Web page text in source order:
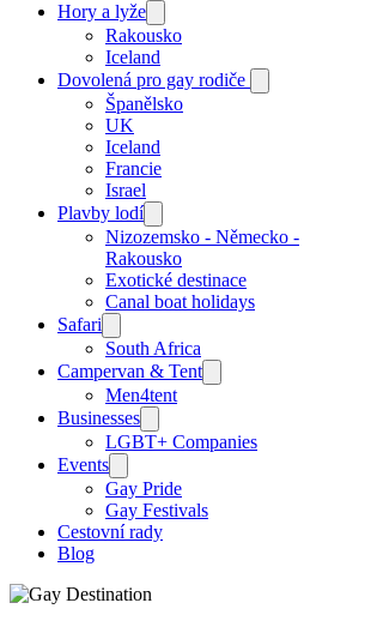
Hory a lyže
Rakousko
Iceland
Dovolená pro gay rodiče
Španělsko
UK
Iceland
Francie
Israel
Plavby lodí
Nizozemsko - Německo -
Rakousko
Exotické destinace
Canal boat holidays
Safari
South Africa
Campervan & Tent
Men4tent
Businesses
LGBT+ Companies
Events
Gay Pride
Gay Festivals
Cestovní rady
Blog